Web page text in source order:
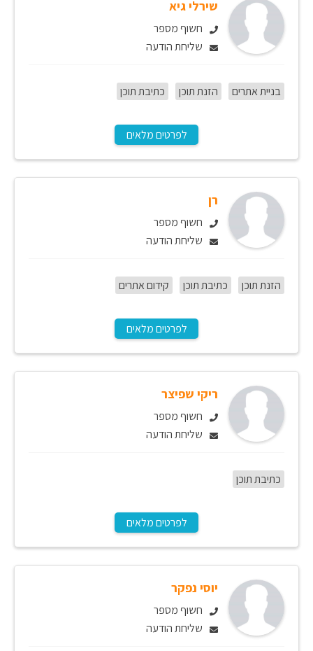
שירלי גיא
חשוף מספר
שליחת הודעה
בניית אתרים הזנת תוכן כתיבת תוכן
לפרטים מלאים
רן
חשוף מספר
שליחת הודעה
הזנת תוכן כתיבת תוכן קידום אתרים
לפרטים מלאים
ריקי שפיצר
חשוף מספר
שליחת הודעה
כתיבת תוכן
לפרטים מלאים
יוסי נפקר
חשוף מספר
שליחת הודעה